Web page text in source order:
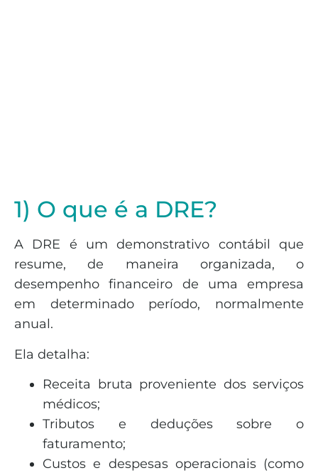
1) O que é a DRE?
A DRE é um demonstrativo contábil que
resume, de maneira organizada, o
desempenho financeiro de uma empresa
em determinado período, normalmente
anual.
Ela detalha:
Receita bruta proveniente dos serviços
médicos;
Tributos e deduções sobre o
faturamento;
Custos e despesas operacionais (como